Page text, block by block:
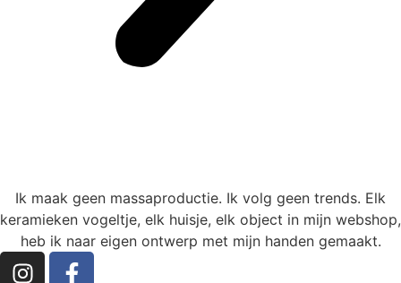
Ik maak geen massaproductie. Ik volg geen trends. Elk
keramieken vogeltje, elk huisje, elk object in mijn webshop,
heb ik naar eigen ontwerp met mijn handen gemaakt.